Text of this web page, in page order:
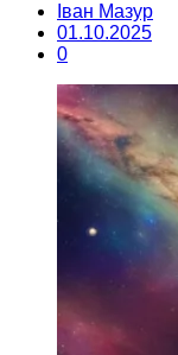
Іван Мазур
01.10.2025
0